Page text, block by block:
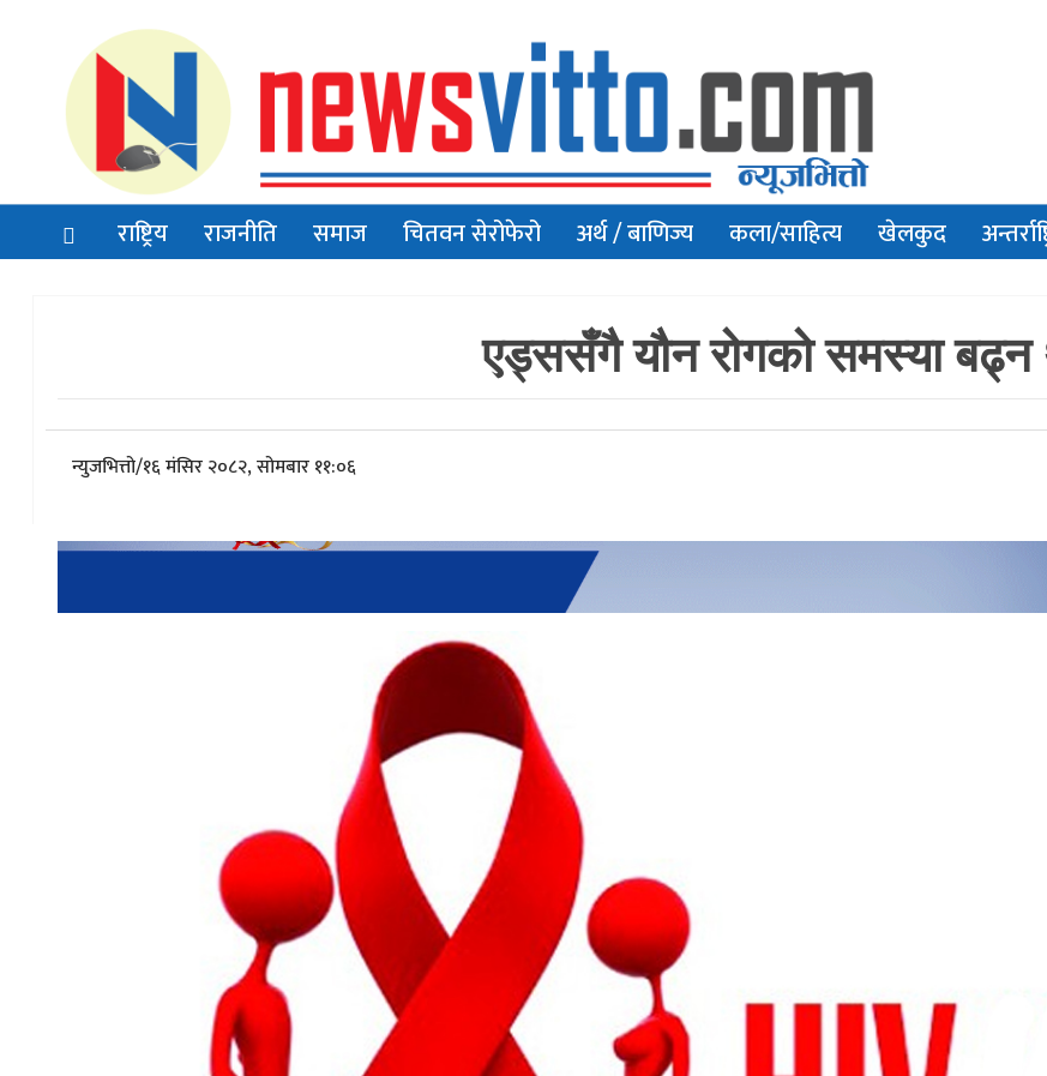
राष्ट्रिय राजनीति समाज चितवन सेरोफेरो अर्थ / बाणिज्य कला/साहित्य खेलकुद
एड्ससँगै यौन रोगको समस्या बढ्न
न्युजभित्तो/१६ मंसिर २०८२, सोमबार ११:०६